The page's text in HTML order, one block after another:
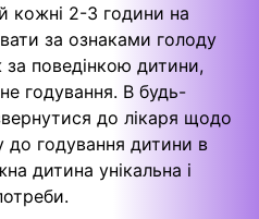
кожні 2-3 години на
за ознаками голоду
за поведінкою дитини,
годування. В будь-
до лікаря щодо
до годування дитини в
дитина унікальна і